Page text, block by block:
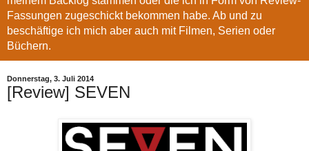
Fassungen zugeschickt bekommen habe. Ab und zu
beschäftige ich mich aber auch mit Filmen, Serien oder
Büchern.
Donnerstag, 3. Juli 2014
[Review] SEVEN